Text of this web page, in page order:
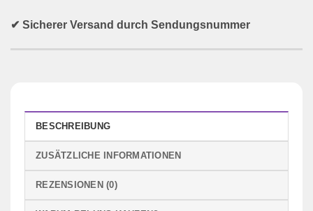
✔ Sicherer Versand durch Sendungsnummer
BESCHREIBUNG
ZUSÄTZLICHE INFORMATIONEN
REZENSIONEN (0)